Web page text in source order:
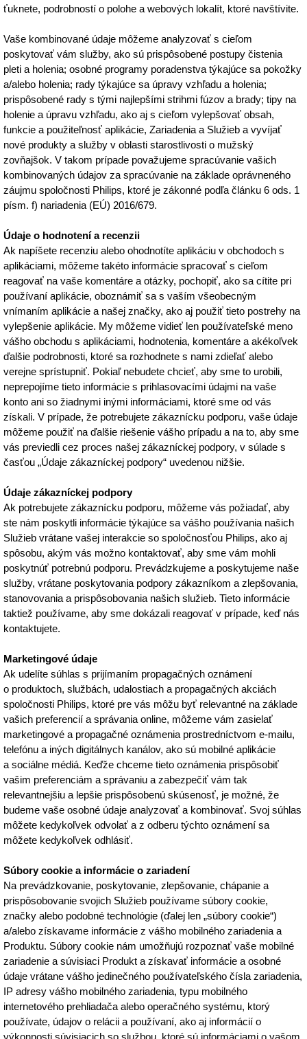
ťuknete, podrobností o polohe a webových lokalít, ktoré navštívite.
Vaše kombinované údaje môžeme analyzovať s cieľom
poskytovať vám služby, ako sú prispôsobené postupy čistenia
pleti a holenia; osobné programy poradenstva týkajúce sa pokožky
a/alebo holenia; rady týkajúce sa úpravy vzhľadu a holenia;
prispôsobené rady s tými najlepšími strihmi fúzov a brady; tipy na
holenie a úpravu vzhľadu, ako aj s cieľom vylepšovať obsah,
funkcie a použiteľnosť aplikácie, Zariadenia a Služieb a vyvíjať
nové produkty a služby v oblasti starostlivosti o mužský
zovňajšok. V takom prípade považujeme spracúvanie vašich
kombinovaných údajov za spracúvanie na základe oprávneného
záujmu spoločnosti Philips, ktoré je zákonné podľa článku 6 ods. 1
písm. f) nariadenia (EÚ) 2016/679.
Údaje o hodnotení a recenzii
Ak napíšete recenziu alebo ohodnotíte aplikáciu v obchodoch s
aplikáciami, môžeme takéto informácie spracovať s cieľom
reagovať na vaše komentáre a otázky, pochopiť, ako sa cítite pri
používaní aplikácie, oboznámiť sa s vaším všeobecným
vnímaním aplikácie a našej značky, ako aj použiť tieto postrehy na
vylepšenie aplikácie. My môžeme vidieť len používateľské meno
vášho obchodu s aplikáciami, hodnotenia, komentáre a akékoľvek
ďalšie podrobnosti, ktoré sa rozhodnete s nami zdieľať alebo
verejne sprístupniť. Pokiaľ nebudete chcieť, aby sme to urobili,
neprepojíme tieto informácie s prihlasovacími údajmi na vaše
konto ani so žiadnymi inými informáciami, ktoré sme od vás
získali. V prípade, že potrebujete zákaznícku podporu, vaše údaje
môžeme použiť na ďalšie riešenie vášho prípadu a na to, aby sme
vás previedli cez proces našej zákazníckej podpory, v súlade s
časťou „Údaje zákazníckej podpory“ uvedenou nižšie.
Údaje zákazníckej podpory
Ak potrebujete zákaznícku podporu, môžeme vás požiadať, aby
ste nám poskytli informácie týkajúce sa vášho používania našich
Služieb vrátane vašej interakcie so spoločnosťou Philips, ako aj
spôsobu, akým vás možno kontaktovať, aby sme vám mohli
poskytnúť potrebnú podporu. Prevádzkujeme a poskytujeme naše
služby, vrátane poskytovania podpory zákazníkom a zlepšovania,
stanovovania a prispôsobovania našich služieb. Tieto informácie
taktiež používame, aby sme dokázali reagovať v prípade, keď nás
kontaktujete.
Marketingové údaje
Ak udelíte súhlas s prijímaním propagačných oznámení
o produktoch, službách, udalostiach a propagačných akciách
spoločnosti Philips, ktoré pre vás môžu byť relevantné na základe
vašich preferencií a správania online, môžeme vám zasielať
marketingové a propagačné oznámenia prostredníctvom e-mailu,
telefónu a iných digitálnych kanálov, ako sú mobilné aplikácie
a sociálne médiá. Keďže chceme tieto oznámenia prispôsobiť
vašim preferenciám a správaniu a zabezpečiť vám tak
relevantnejšiu a lepšie prispôsobenú skúsenosť, je možné, že
budeme vaše osobné údaje analyzovať a kombinovať. Svoj súhlas
môžete kedykoľvek odvolať a z odberu týchto oznámení sa
môžete kedykoľvek odhlásiť.
Súbory cookie a informácie o zariadení
Na prevádzkovanie, poskytovanie, zlepšovanie, chápanie a
prispôsobovanie svojich Služieb používame súbory cookie,
značky alebo podobné technológie (ďalej len „súbory cookie“)
a/alebo získavame informácie z vášho mobilného zariadenia a
Produktu. Súbory cookie nám umožňujú rozpoznať vaše mobilné
zariadenie a súvisiaci Produkt a získavať informácie a osobné
údaje vrátane vášho jedinečného používateľského čísla zariadenia,
IP adresy vášho mobilného zariadenia, typu mobilného
internetového prehliadača alebo operačného systému, ktorý
používate, údajov o relácii a používaní, ako aj informácií o
výkonnosti súvisiacich so službou, ktoré sú informáciami o vašom